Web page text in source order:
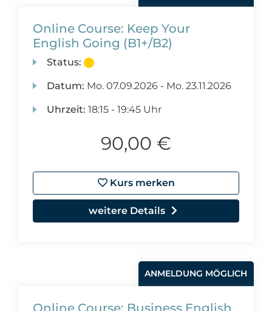
Online Course: Keep Your
English Going (B1+/B2)
Status:
Datum: Mo. 07.09.2026 - Mo. 23.11.2026
Uhrzeit: 18:15 - 19:45 Uhr
90,00 €
Kurs merken
weitere Details
ANMELDUNG MÖGLICH
Online Course: Business English